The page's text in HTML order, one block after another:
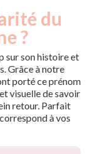
du
?
sur son histoire et
Grâce à notre
porté ce prénom
visuelle de savoir
retour. Parfait
à vos